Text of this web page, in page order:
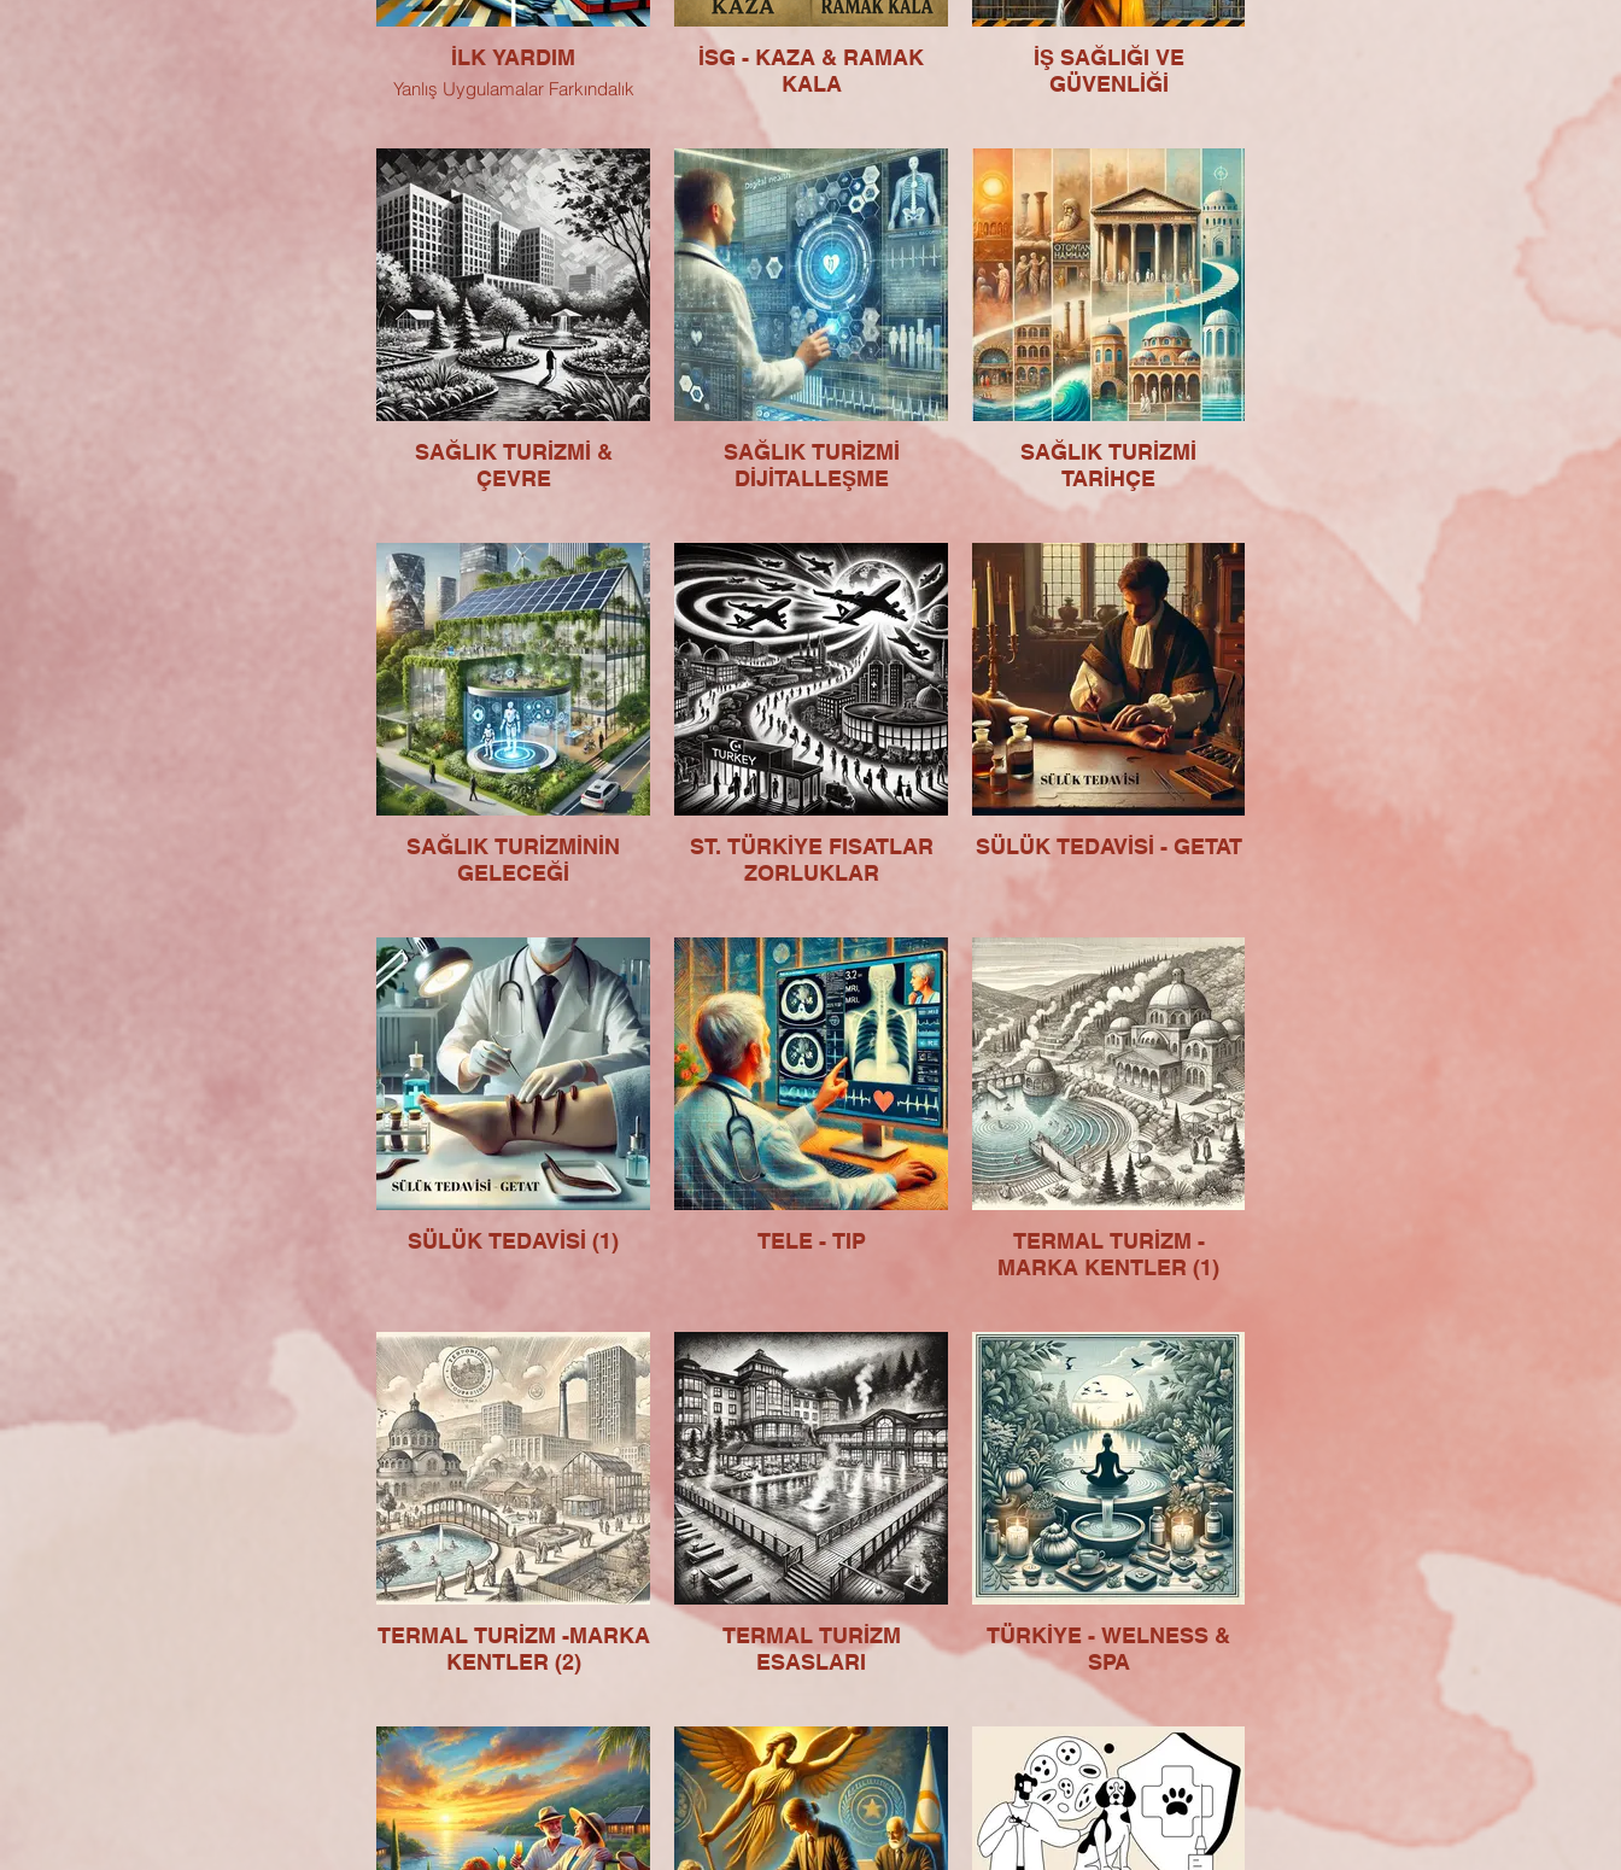
İLK YARDIM
Yanlış Uygulamalar Farkındalık
İSG - KAZA & RAMAK
KALA
İŞ SAĞLIĞI VE
GÜVENLİĞİ
SAĞLIK TURİZMİ &
ÇEVRE
SAĞLIK TURİZMİ
DİJİTALLEŞME
SAĞLIK TURİZMİ
TARİHÇE
SAĞLIK TURİZMİNİN
GELECEĞİ
ST. TÜRKİYE FISATLAR
ZORLUKLAR
SÜLÜK TEDAVİSİ - GETAT
SÜLÜK TEDAVİSİ (1) TELE - TIP
TERMAL TURİZM -
MARKA KENTLER (1)
TERMAL TURİZM -MARKA
KENTLER (2)
TERMAL TURİZM
ESASLARI
TÜRKİYE - WELNESS &
SPA